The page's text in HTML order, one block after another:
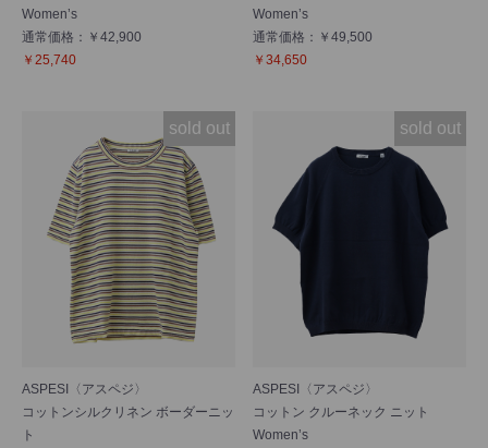
Women’s
通常価格：￥42,900
￥25,740
Women’s
通常価格：￥49,500
￥34,650
sold out
ASPESI〈アスペジ〉
コットンシルクリネン ボーダーニッ
ト
sold out
ASPESI〈アスペジ〉
コットン クルーネック ニット
Women’s